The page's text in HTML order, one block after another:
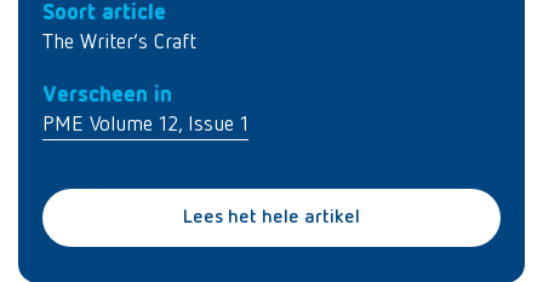
Soort article
The Writer’s Craft
Verscheen in
PME Volume 12, Issue 1
Lees het hele artikel